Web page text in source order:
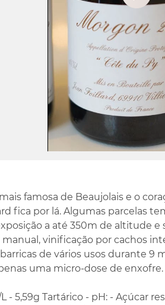
famosa de Beaujolais e o
fica por lá. Algumas parcelas
a até 350m de altitude
vinificação por cachos
de vários usos durante 9
uma micro-dose de enxofre.
- 5,59g Tartárico - pH: - Açúcar